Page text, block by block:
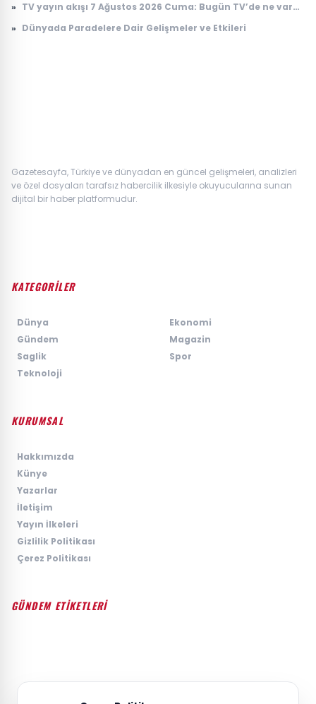
» TV yayın akışı 7 Ağustos 2026 Cuma: Bugün TV’de ne var?
akışı
» Dünyada Paradelere Dair Gelişmeler ve Etkileri
Gazetesayfa, Türkiye ve dünyadan en güncel gelişmeleri, analizleri
ve özel dosyaları tarafsız habercilik ilkesiyle okuyucularına sunan
dijital bir haber platformudur.
KATEGORİLER
Dünya
Ekonomi
Gündem
Magazin
Saglik
Spor
Teknoloji
KURUMSAL
Hakkımızda
Künye
Yazarlar
İletişim
Yayın İlkeleri
Gizlilik Politikası
Çerez Politikası
GÜNDEM ETİKETLERİ